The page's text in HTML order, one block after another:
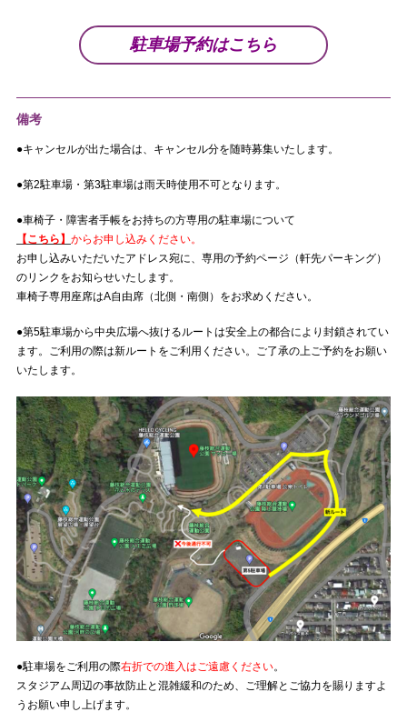
駐車場予約はこちら
備考
●キャンセルが出た場合は、キャンセル分を随時募集いたします。
●第2駐車場・第3駐車場は雨天時使用不可となります。
●車椅子・障害者手帳をお持ちの方専用の駐車場について
【こちら】 からお申し込みください。
お申し込みいただいたアドレス宛に、専用の予約ページ（軒先パーキング）
のリンクをお知らせいたします。
車椅子専用座席はA自由席（北側・南側）をお求めください。
●第5駐車場から中央広場へ抜けるルートは安全上の都合により封鎖されてい
ます。ご利用の際は新ルートをご利用ください。ご了承の上ご予約をお願い
いたします。
●駐車場をご利用の際右折での進入はご遠慮ください。
スタジアム周辺の事故防止と混雑緩和のため、ご理解とご協力を賜りますよ
うお願い申し上げます。